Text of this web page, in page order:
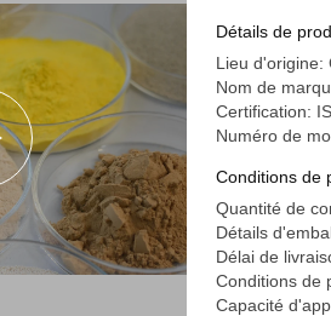
Détails de
Lieu d'origine:
Nom de
Certification:
Numéro de
Conditions de
Quantité de
Détails
Délai de
Conditions de
Capacité